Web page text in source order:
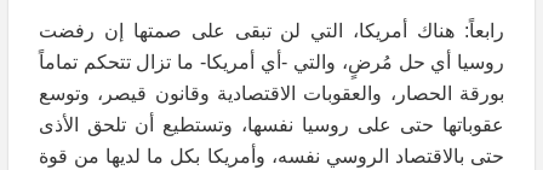
رابعاً: هناك أمريكا، التي لن تبقى على صمتها إن رفضت
روسيا أي حل مُرضٍ، والتي -أي أمريكا- ما تزال تتحكم تماماً
بورقة الحصار، والعقوبات الاقتصادية وقانون قيصر، وتوسع
عقوباتها حتى على روسيا نفسها، وتستطيع أن تلحق الأذى
حتى بالاقتصاد الروسي نفسه، وأمريكا بكل ما لديها من قوة